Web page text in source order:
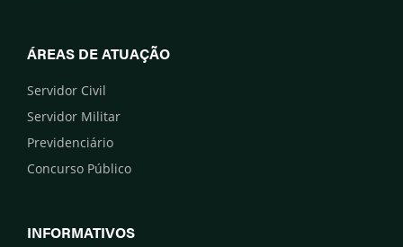
ÁREAS DE ATUAÇÃO
Servidor Civil
Servidor Militar
Previdenciário
Concurso Público
INFORMATIVOS